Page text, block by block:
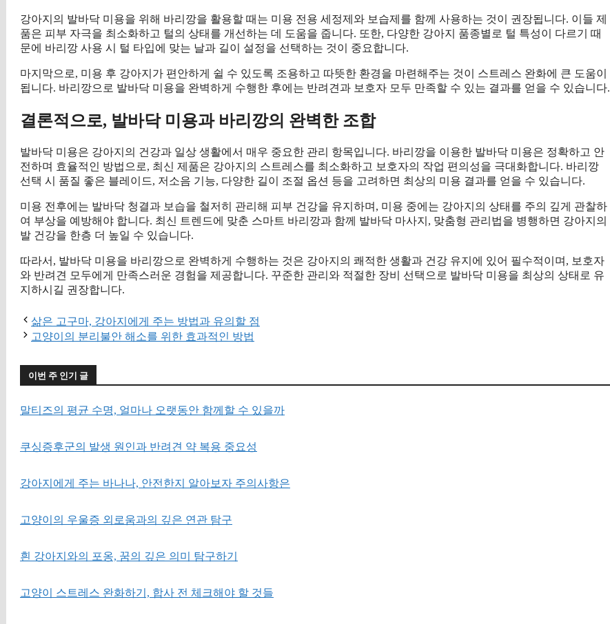
강아지의 발바닥 미용을 위해 바리깡을 활용할 때는 미용 전용 세정제와 보습제를 함께 사용하는 것이 권장됩니다. 이들 제
품은 피부 자극을 최소화하고 털의 상태를 개선하는 데 도움을 줍니다. 또한, 다양한 강아지 품종별로 털 특성이 다르기 때
문에 바리깡 사용 시 털 타입에 맞는 날과 길이 설정을 선택하는 것이 중요합니다.
마지막으로, 미용 후 강아지가 편안하게 쉴 수 있도록 조용하고 따뜻한 환경을 마련해주는 것이 스트레스 완화에 큰 도움이
됩니다. 바리깡으로 발바닥 미용을 완벽하게 수행한 후에는 반려견과 보호자 모두 만족할 수 있는 결과를 얻을 수 있습니다.
결론적으로, 발바닥 미용과 바리깡의 완벽한 조합
발바닥 미용은 강아지의 건강과 일상 생활에서 매우 중요한 관리 항목입니다. 바리깡을 이용한 발바닥 미용은 정확하고 안
전하며 효율적인 방법으로, 최신 제품은 강아지의 스트레스를 최소화하고 보호자의 작업 편의성을 극대화합니다. 바리깡
선택 시 품질 좋은 블레이드, 저소음 기능, 다양한 길이 조절 옵션 등을 고려하면 최상의 미용 결과를 얻을 수 있습니다.
미용 전후에는 발바닥 청결과 보습을 철저히 관리해 피부 건강을 유지하며, 미용 중에는 강아지의 상태를 주의 깊게 관찰하
여 부상을 예방해야 합니다. 최신 트렌드에 맞춘 스마트 바리깡과 함께 발바닥 마사지, 맞춤형 관리법을 병행하면 강아지의
발 건강을 한층 더 높일 수 있습니다.
따라서, 발바닥 미용을 바리깡으로 완벽하게 수행하는 것은 강아지의 쾌적한 생활과 건강 유지에 있어 필수적이며, 보호자
와 반려견 모두에게 만족스러운 경험을 제공합니다. 꾸준한 관리와 적절한 장비 선택으로 발바닥 미용을 최상의 상태로 유
지하시길 권장합니다.
삶은 고구마, 강아지에게 주는 방법과 유의할 점
고양이의 분리불안 해소를 위한 효과적인 방법
이번 주 인기 글
말티즈의 평균 수명, 얼마나 오랫동안 함께할 수 있을까
쿠싱증후군의 발생 원인과 반려견 약 복용 중요성
강아지에게 주는 바나나, 안전한지 알아보자 주의사항은
고양이의 우울증 외로움과의 깊은 연관 탐구
흰 강아지와의 포옹, 꿈의 깊은 의미 탐구하기
고양이 스트레스 완화하기, 합사 전 체크해야 할 것들